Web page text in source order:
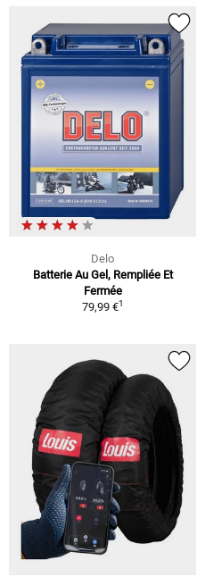
Delo
Batterie Au Gel, Rempliée Et
Fermée
79,99 €1